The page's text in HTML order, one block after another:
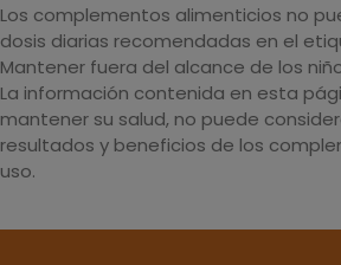
Los complementos alimenticios no
dosis diarias recomendadas en el
Mantener fuera del alcance de los
La información contenida en esta
mantener su salud, no puede
resultados y beneficios de los
uso.